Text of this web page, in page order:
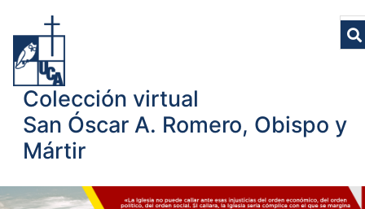
Colección virtual
San Óscar A. Romero, Obispo y
Mártir